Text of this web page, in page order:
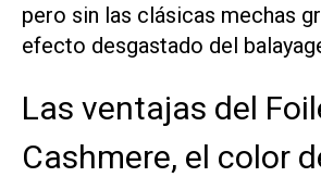
pero sin las clásicas mechas
efecto desgastado del
Las ventajas del
Cashmere, el color